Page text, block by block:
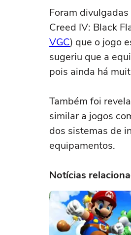
Foram
Creed IV: Black
VGC) que o jogo
sugeriu que a
pois ainda há
Também foi
similar a jogos
dos sistemas de
equipamentos.
Notícias